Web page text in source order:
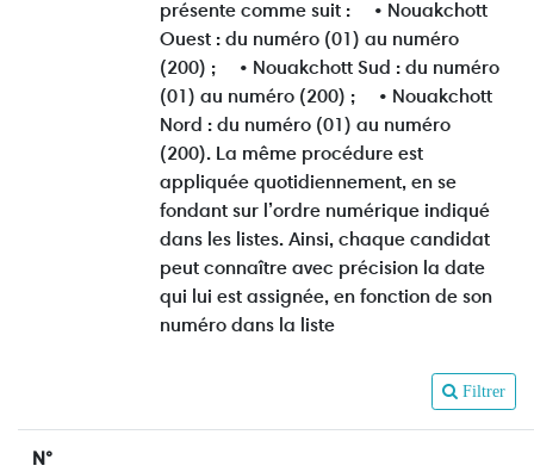
présente comme suit : • Nouakchott
Ouest : du numéro (01) au numéro
(200) ; • Nouakchott Sud : du numéro
(01) au numéro (200) ; • Nouakchott
Nord : du numéro (01) au numéro
(200). La même procédure est
appliquée quotidiennement, en se
fondant sur l’ordre numérique indiqué
dans les listes. Ainsi, chaque candidat
peut connaître avec précision la date
qui lui est assignée, en fonction de son
numéro dans la liste
Filtrer
N°